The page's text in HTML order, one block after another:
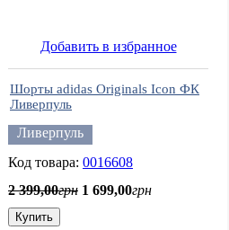
Добавить в избранное
Шорты adidas Originals Icon ФК
Ливерпуль
Ливерпуль
0016608
2 399,00грн 1 699,00грн
Купить